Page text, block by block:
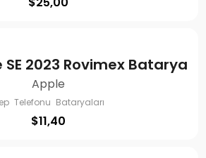
2023 Rovimex Batarya
Apple
Telefonu Bataryaları
$11,40